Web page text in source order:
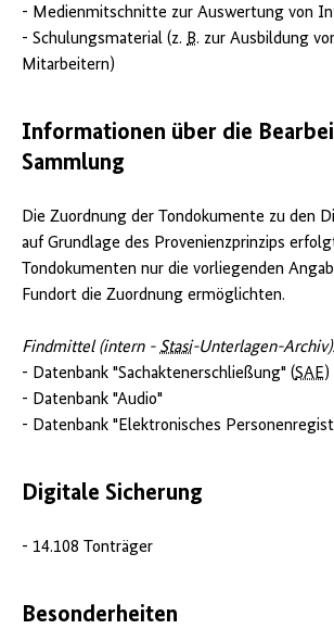
- Medienmitschnitte zur Auswertung von
- Schulungsmaterial (z. B. zur Ausbildung
Mitarbeitern)
Informationen über die
Sammlung
Die Zuordnung der Tondokumente zu den
auf Grundlage des Provenienzprinzips
Tondokumenten nur die vorliegenden
Fundort die Zuordnung ermöglichten.
Findmittel (intern - Stasi-Unterlagen-
- Datenbank "Sachaktenerschließung" (SAE)
- Datenbank "Audio"
- Datenbank "Elektronisches
Digitale Sicherung
- 14.108 Tonträger
Besonderheiten